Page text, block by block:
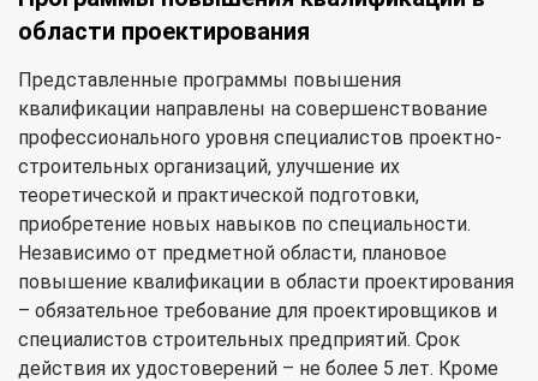
области проектирования
Представленные программы повышения
квалификации направлены на совершенствование
профессионального уровня специалистов проектно-
строительных организаций, улучшение их
теоретической и практической подготовки,
приобретение новых навыков по специальности.
Независимо от предметной области, плановое
повышение квалификации в области проектирования
– обязательное требование для проектировщиков и
специалистов строительных предприятий. Срок
действия их удостоверений – не более 5 лет. Кроме